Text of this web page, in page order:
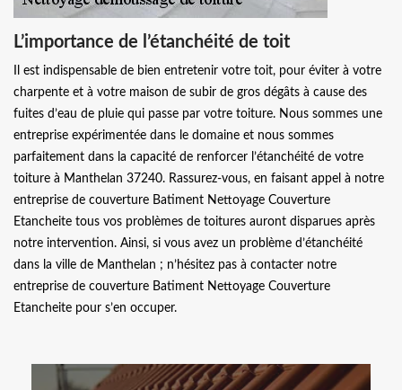
L’importance de l’étanchéité de toit
Il est indispensable de bien entretenir votre toit, pour éviter à votre
charpente et à votre maison de subir de gros dégâts à cause des
fuites d’eau de pluie qui passe par votre toiture. Nous sommes une
entreprise expérimentée dans le domaine et nous sommes
parfaitement dans la capacité de renforcer l’étanchéité de votre
toiture à Manthelan 37240. Rassurez-vous, en faisant appel à notre
entreprise de couverture Batiment Nettoyage Couverture
Etancheite tous vos problèmes de toitures auront disparues après
notre intervention. Ainsi, si vous avez un problème d’étanchéité
dans la ville de Manthelan ; n’hésitez pas à contacter notre
entreprise de couverture Batiment Nettoyage Couverture
Etancheite pour s’en occuper.